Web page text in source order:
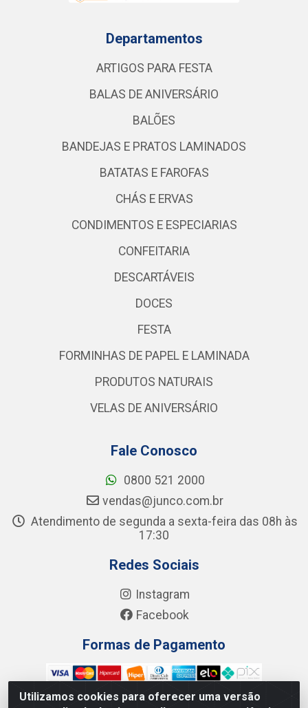
Utilizamos cookies para oferecer uma versão
Departamentos
ARTIGOS PARA FESTA
BALAS DE ANIVERSÁRIO
BALÕES
BANDEJAS E PRATOS LAMINADOS
BATATAS E FAROFAS
CHÁS E ERVAS
CONDIMENTOS E ESPECIARIAS
CONFEITARIA
DESCARTÁVEIS
DOCES
FESTA
FORMINHAS DE PAPEL E LAMINADA
PRODUTOS NATURAIS
VELAS DE ANIVERSÁRIO
Fale Conosco
0800 521 2000
vendas@junco.com.br
Atendimento de segunda a sexta-feira das 08h às
17:30
Redes Sociais
Instagram
Facebook
Formas de Pagamento